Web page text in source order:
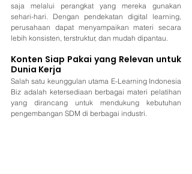
saja melalui perangkat yang mereka gunakan
sehari-hari. Dengan pendekatan digital learning,
perusahaan dapat menyampaikan materi secara
lebih konsisten, terstruktur, dan mudah dipantau.
Konten Siap Pakai yang Relevan untuk
Dunia Kerja
Salah satu keunggulan utama E-Learning Indonesia
Biz adalah ketersediaan berbagai materi pelatihan
yang dirancang untuk mendukung kebutuhan
pengembangan SDM di berbagai industri.